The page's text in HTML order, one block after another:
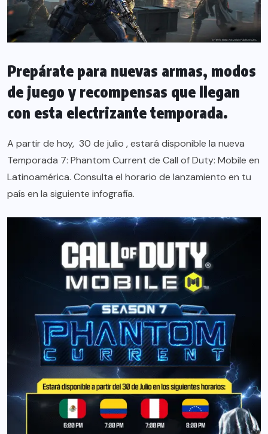
Prepárate para nuevas armas, modos
de juego y recompensas que llegan
con esta electrizante temporada.
A partir de hoy, ​ 30 de julio , estará disponible la nueva
Temporada 7: Phantom Current de Call of Duty: Mobile en
Latinoamérica. Consulta el horario de lanzamiento en tu
país en la siguiente infografía.